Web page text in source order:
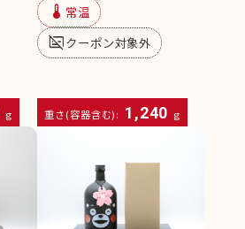
g
device_thermostat 常温
subtitles_offクーポン対象外
重さ(容器含む): 1,240 g